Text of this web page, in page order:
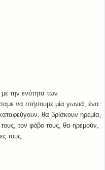
την ενότητα των
να στήσουμε μία γωνιά, ένα
θα βρίσκουν ηρεμία,
τον φόβο τους, θα ηρεμούν,
τους.